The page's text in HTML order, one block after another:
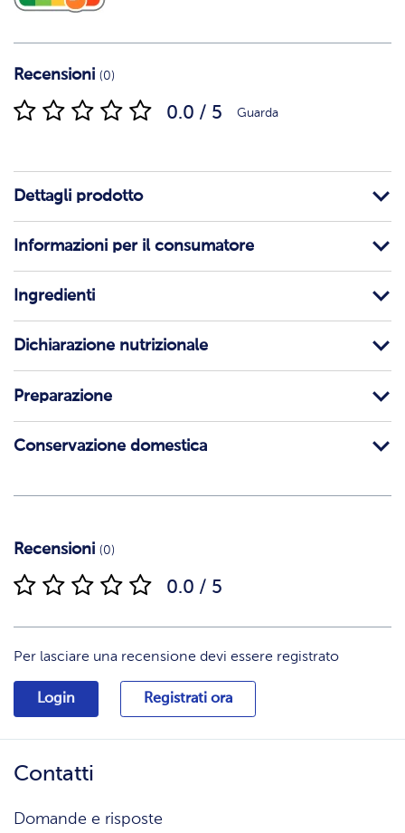
Recensioni (0)
0.0 / 5 Guarda
Dettagli prodotto
Informazioni per il consumatore
Ingredienti
Dichiarazione nutrizionale
Preparazione
Conservazione domestica
Recensioni (0)
0.0 / 5
Per lasciare una recensione devi essere registrato
Login Registrati ora
Contatti
Domande e risposte